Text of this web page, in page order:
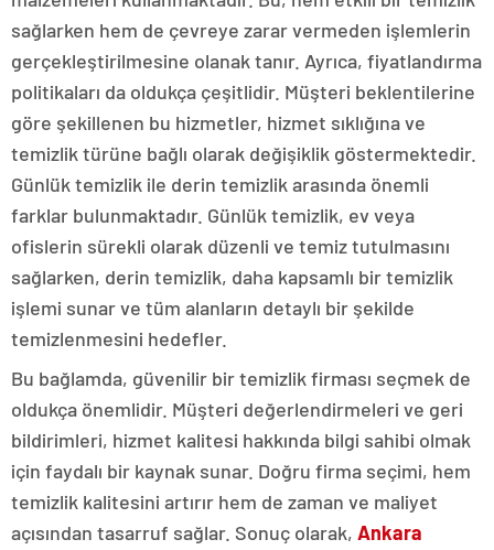
sağlarken hem de çevreye zarar vermeden işlemlerin
gerçekleştirilmesine olanak tanır. Ayrıca, fiyatlandırma
politikaları da oldukça çeşitlidir. Müşteri beklentilerine
göre şekillenen bu hizmetler, hizmet sıklığına ve
temizlik türüne bağlı olarak değişiklik göstermektedir.
Günlük temizlik ile derin temizlik arasında önemli
farklar bulunmaktadır. Günlük temizlik, ev veya
ofislerin sürekli olarak düzenli ve temiz tutulmasını
sağlarken, derin temizlik, daha kapsamlı bir temizlik
işlemi sunar ve tüm alanların detaylı bir şekilde
temizlenmesini hedefler.
Bu bağlamda, güvenilir bir temizlik firması seçmek de
oldukça önemlidir. Müşteri değerlendirmeleri ve geri
bildirimleri, hizmet kalitesi hakkında bilgi sahibi olmak
için faydalı bir kaynak sunar. Doğru firma seçimi, hem
temizlik kalitesini artırır hem de zaman ve maliyet
açısından tasarruf sağlar. Sonuç olarak, Ankara